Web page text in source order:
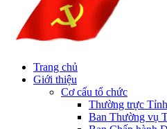
Trang chủ
Giới thiệu
Cơ cấu tổ chức
Thường trực
Ban Thường vụ